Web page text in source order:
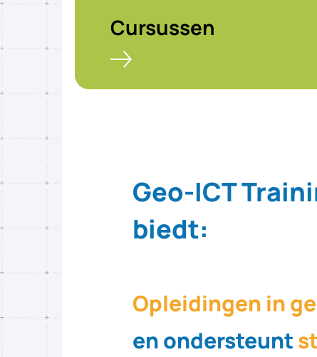
Cursussen
Geo-ICT
biedt:
Opleidingen in
en ondersteunt